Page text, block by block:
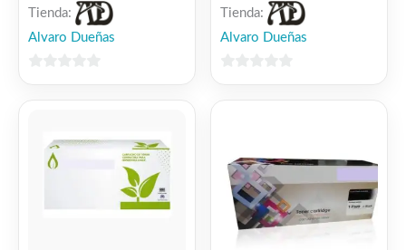
M4070 M4072
ULTRA
Tienda:
Alvaro Dueñas
7055/7060/7240/
TN450 PARA
BROTHER HL-
Tienda:
Alvaro Dueñas